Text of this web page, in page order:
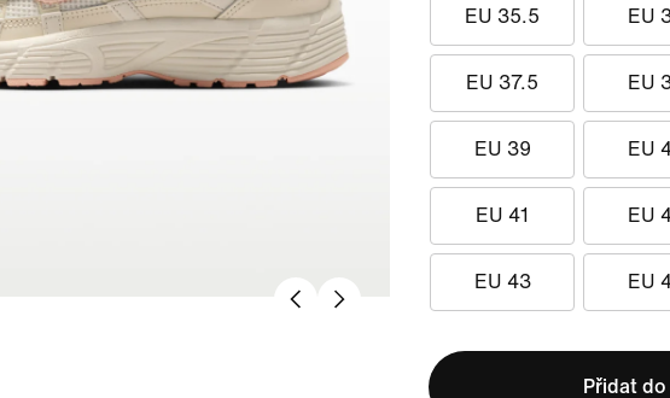
EU 35.5 EU
EU 37.5 EU
EU 39 EU
EU 41 EU
EU 43 EU
Přidat